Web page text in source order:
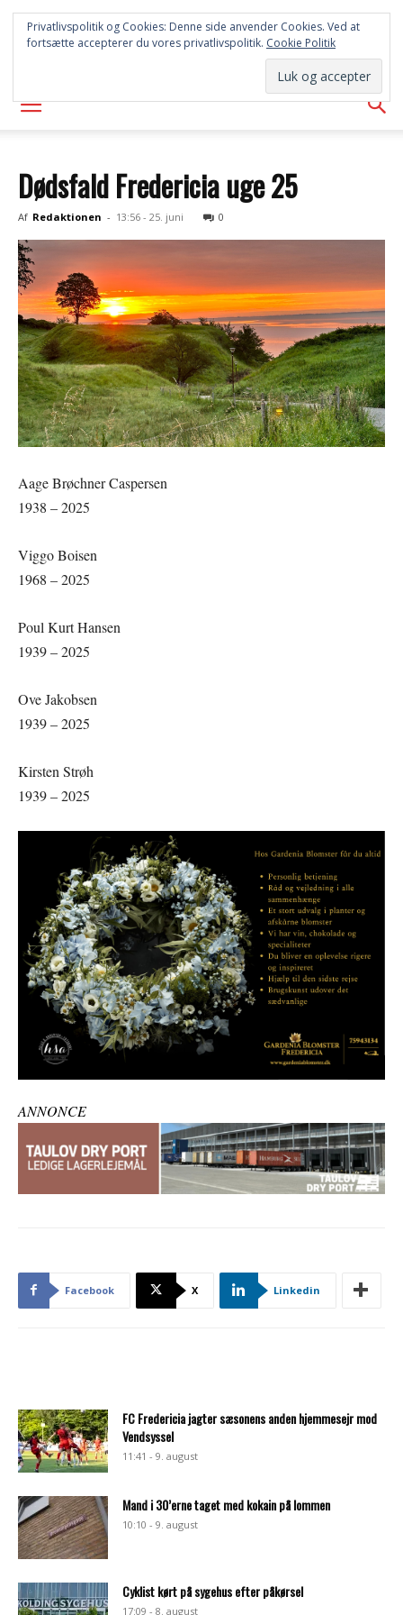
SYD
AVISEN
Dødsfald Fredericia uge 25
Af Redaktionen - 13:56 - 25. juni 0
Aage Brøchner Caspersen
1938 – 2025
Viggo Boisen
1968 – 2025
Poul Kurt Hansen
1939 – 2025
Ove Jakobsen
1939 – 2025
Kirsten Strøh
1939 – 2025
ANNONCE
Facebook X Linkedin
FC Fredericia jagter sæsonens anden hjemmesejr mod
Vendsyssel
11:41 - 9. august
Mand i 30’erne taget med kokain på lommen
10:10 - 9. august
Cyklist kørt på sygehus efter påkørsel
17:09 - 8. august
Privatlivspolitik og Cookies: Denne side anvender Cookies. Ved at
fortsætte accepterer du vores privatlivspolitik. Cookie Politik